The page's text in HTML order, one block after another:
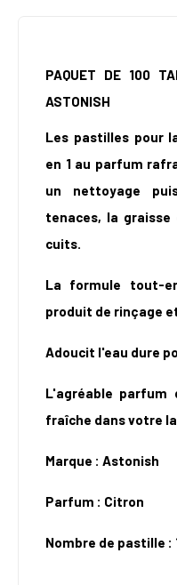
PAQUET DE 100
ASTONISH
Les pastilles pour
en 1 au parfum
un nettoyage
tenaces, la
cuits.
La formule tout-
produit de rinçage
Adoucit l'eau dure
L'agréable parfum
fraîche dans votre
Marque : Astonish
Parfum : Citron
Nombre de pastille :